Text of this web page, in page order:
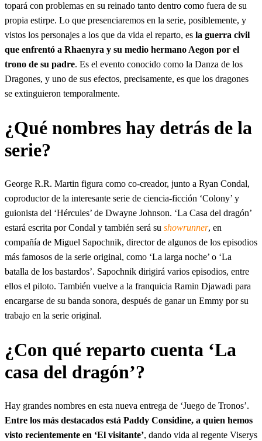
topará con problemas en su reinado tanto dentro como fuera de su
propia estirpe. Lo que presenciaremos en la serie, posiblemente, y
vistos los personajes a los que da vida el reparto, es la guerra civil
que enfrentó a Rhaenyra y su medio hermano Aegon por el
trono de su padre. Es el evento conocido como la Danza de los
Dragones, y uno de sus efectos, precisamente, es que los dragones
se extinguieron temporalmente.
¿Qué nombres hay detrás de la
serie?
George R.R. Martin figura como co-creador, junto a Ryan Condal,
coproductor de la interesante serie de ciencia-ficción ‘Colony’ y
guionista del ‘Hércules’ de Dwayne Johnson. ‘La Casa del dragón’
estará escrita por Condal y también será su showrunner, en
compañía de Miguel Sapochnik, director de algunos de los episodios
más famosos de la serie original, como ‘La larga noche’ o ‘La
batalla de los bastardos’. Sapochnik dirigirá varios episodios, entre
ellos el piloto. También vuelve a la franquicia Ramin Djawadi para
encargarse de su banda sonora, después de ganar un Emmy por su
trabajo en la serie original.
¿Con qué reparto cuenta ‘La
casa del dragón’?
Hay grandes nombres en esta nueva entrega de ‘Juego de Tronos’.
Entre los más destacados está Paddy Considine, a quien hemos
visto recientemente en ‘El visitante’, dando vida al regente Viserys